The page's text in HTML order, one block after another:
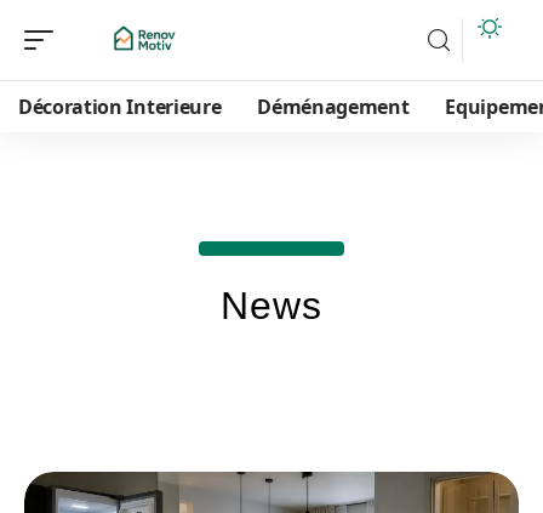
Décoration Interieure Déménagement
News